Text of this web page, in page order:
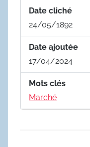
Date cliché
24/05/1892
Date ajoutée
17/04/2024
Mots clés
Marché